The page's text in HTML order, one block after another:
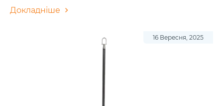
Докладніше
16 Вересня, 2025